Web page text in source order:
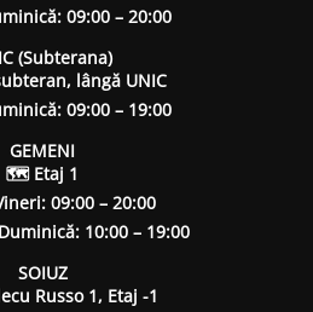
09:00 – 20:00
(Subterana)
lângă UNIC
09:00 – 19:00
GEMENI
🗺 Etaj 1
09:00 – 20:00
10:00 – 19:00
SOIUZ
Russo 1, Etaj -1